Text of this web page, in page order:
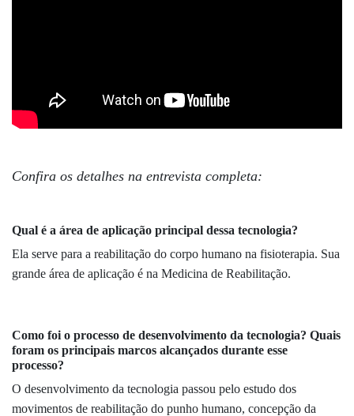
Confira os detalhes na entrevista completa:
Qual é a área de aplicação principal dessa tecnologia?
Ela serve para a reabilitação do corpo humano na fisioterapia. Sua
grande área de aplicação é na Medicina de Reabilitação.
Como foi o processo de desenvolvimento da tecnologia? Quais
foram os principais marcos alcançados durante esse
processo?
O desenvolvimento da tecnologia passou pelo estudo dos
movimentos de reabilitação do punho humano, concepção da